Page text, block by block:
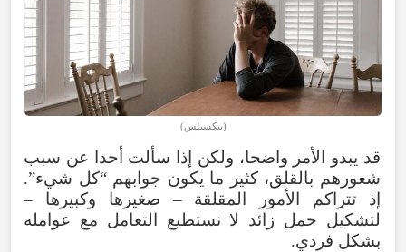
(بيكسيلس)
قد يبدو الأمر واضحا، ولكن إذا سألت أحدا عن سبب
شعورهم بالقلق، كثير ما يكون جوابهم “كل شيء”.
إذ تتراكم الأمور المقلقة – صغيرها وكبيرها –
لتشكيل حمل زائد لا نستطيع التعامل مع عوامله
بشكل فردي.